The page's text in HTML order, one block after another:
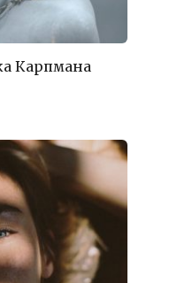
Карпмана